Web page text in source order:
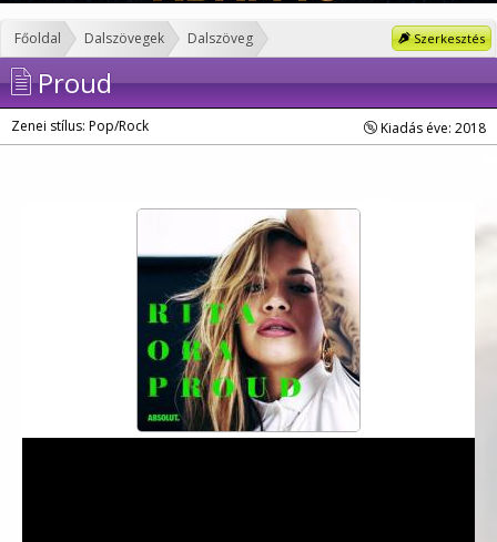
Szerkesztés
Főoldal Dalszövegek Dalszöveg
Proud
Zenei stílus: Pop/Rock Kiadás éve: 2018